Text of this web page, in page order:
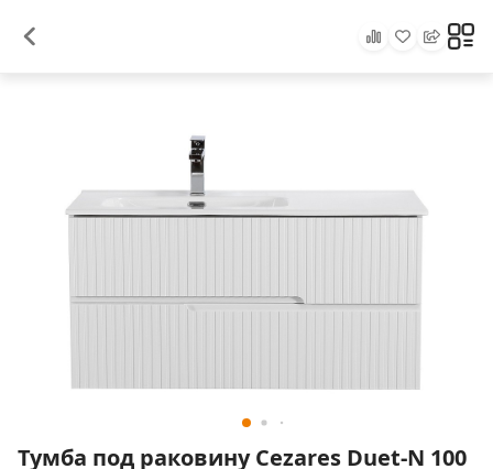
Тумба под раковину Cezares Duet-N 100